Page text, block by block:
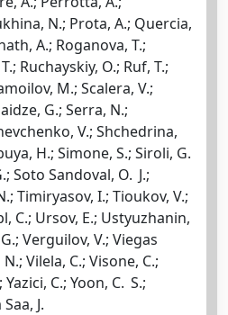
N.; Prota, A.; Quercia,
A.; Roganova, T.;
Ruchayskiy, O.; Ruf, T.;
M.; Scalera, V.;
G.; Serra, N.;
V.; Shchedrina,
H.; Simone, S.; Siroli, G.
Soto Sandoval, O. J.;
Timiryasov, I.; Tioukov, V.;
C.; Ursov, E.; Ustyuzhanin,
Verguilov, V.; Viegas
Vilela, C.; Visone, C.;
C.; Yoon, C. S.;
J.